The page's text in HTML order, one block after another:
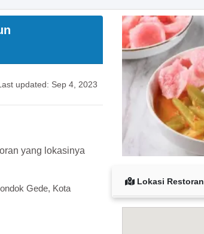
updated: Sep 4, 2023
yang lokasinya
Gede, Kota
Lokasi Restoran